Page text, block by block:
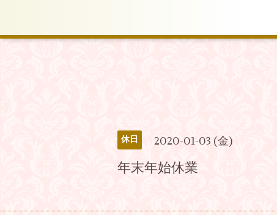
休日 2020-01-03 (金)
年末年始休業